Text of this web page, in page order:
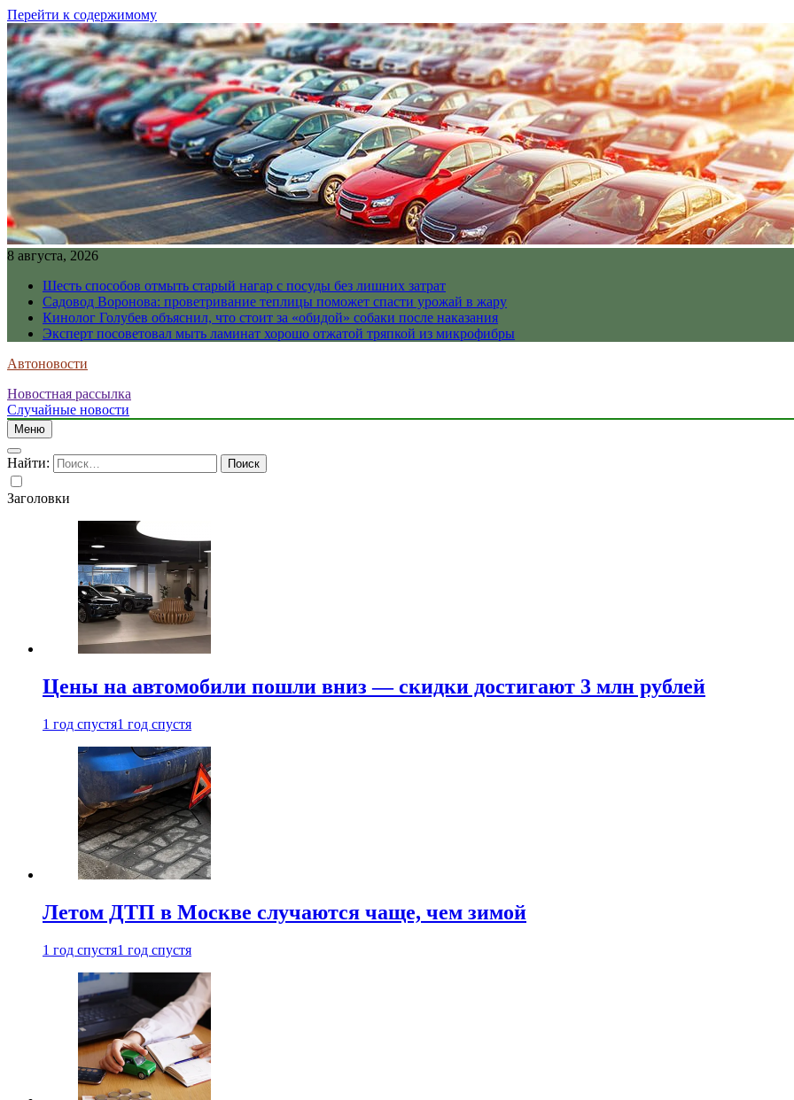
Перейти к содержимому
8 августа, 2026
Шесть способов отмыть старый нагар с посуды без лишних затрат
Садовод Воронова: проветривание теплицы поможет спасти урожай в жару
Кинолог Голубев объяснил, что стоит за «обидой» собаки после наказания
Эксперт посоветовал мыть ламинат хорошо отжатой тряпкой из микрофибры
Автоновости
Новостная рассылка
Случайные новости
Меню
Найти:
Заголовки
Цены на автомобили пошли вниз — скидки достигают 3 млн рублей
1 год спустя1 год спустя
Летом ДТП в Москве случаются чаще, чем зимой
1 год спустя1 год спустя